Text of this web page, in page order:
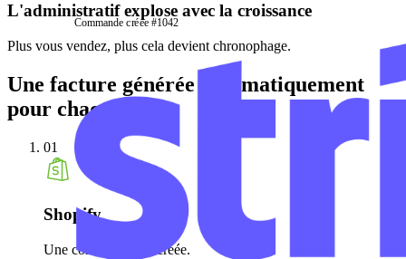
Commande créée #1042
L'administratif explose avec la croissance
Plus vous vendez, plus cela devient chronophage.
Une facture générée automatiquement
pour chaque vente
01
Shopify
Une commande est créée.